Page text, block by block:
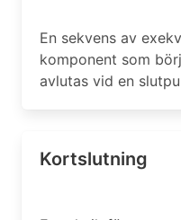
En sekvens av
komponent som
avlutas vid en
Kortslutning